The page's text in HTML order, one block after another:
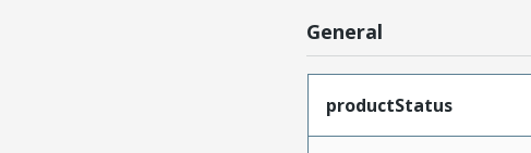
General
productStatus